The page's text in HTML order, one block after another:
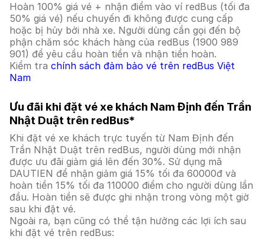
Hoàn 100% giá vé + nhận điểm vào ví redBus (tối đa
50% giá vé) nếu chuyến đi không được cung cấp
hoặc bị hủy bởi nhà xe. Người dùng cần gọi đến bộ
phận chăm sóc khách hàng của redBus (1900 989
901) để yêu cầu hoàn tiền và nhận tiền hoàn.
Kiểm tra chính sách đảm bảo vé trên redBus Việt
Nam
Ưu đãi khi đặt vé xe khách Nam Định đến Trần
Nhật Duật trên redBus*
Khi đặt vé xe khách trực tuyến từ Nam Định đến
Trần Nhật Duật trên redBus, người dùng mới nhận
được ưu đãi giảm giá lên đến 30%. Sử dụng mã
DAUTIEN để nhận giảm giá 15% tối đa 60000đ và
hoàn tiền 15% tối đa 110000 điểm cho người dùng lần
đầu. Hoàn tiền sẽ được ghi nhận trong vòng một giờ
sau khi đặt vé.
Ngoài ra, bạn cũng có thể tận hưởng các lợi ích sau
khi đặt vé trên redBus: